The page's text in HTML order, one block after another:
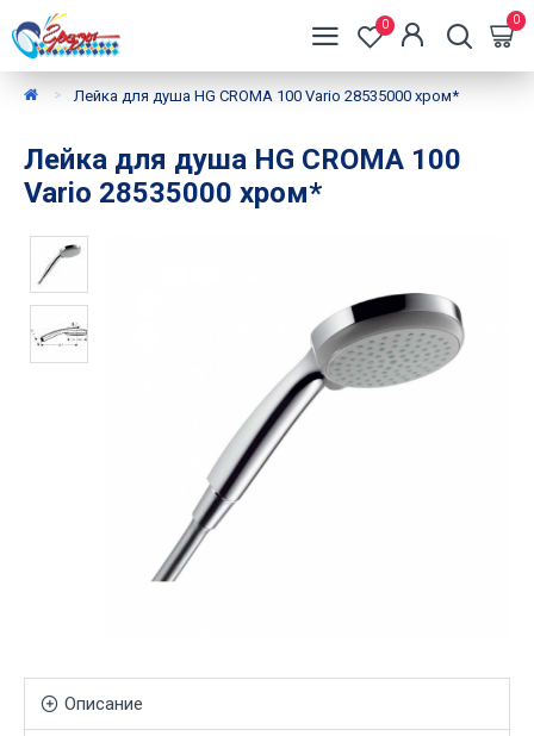
0 0
Лейка для душа HG CROMA 100 Vario 28535000 хром*
Лейка для душа HG CROMA 100
Vario 28535000 хром*
Описание